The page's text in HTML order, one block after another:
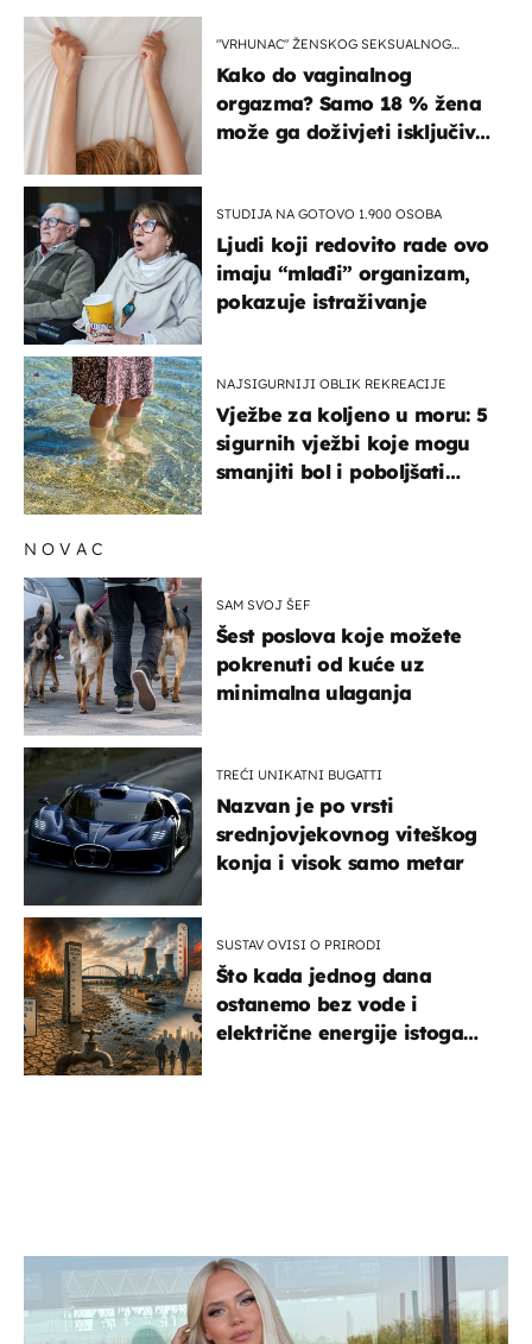
"VRHUNAC" ŽENSKOG SEKSUALNOG
Kako do vaginalnog
orgazma? Samo 18 % žena
može ga doživjeti isključivo
STUDIJA NA GOTOVO 1.900 OSOBA
Ljudi koji redovito rade ovo
imaju “mlađi” organizam,
pokazuje istraživanje
NAJSIGURNIJI OBLIK REKREACIJE
Vježbe za koljeno u moru: 5
sigurnih vježbi koje mogu
smanjiti bol i poboljšati
NOVAC
SAM SVOJ ŠEF
Šest poslova koje možete
pokrenuti od kuće uz
minimalna ulaganja
TREĆI UNIKATNI BUGATTI
Nazvan je po vrsti
srednjovjekovnog viteškog
konja i visok samo metar
SUSTAV OVISI O PRIRODI
Što kada jednog dana
ostanemo bez vode i
električne energije istoga